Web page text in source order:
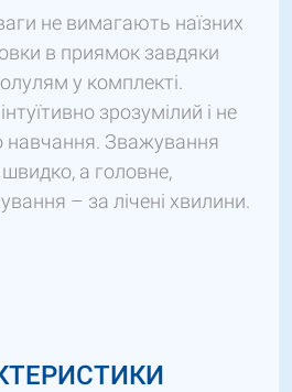
не вимагають наїзних
в приямок завдяки
у комплекті.
зрозумілий і не
навчання. Зважування
а головне,
– за лічені хвилини.